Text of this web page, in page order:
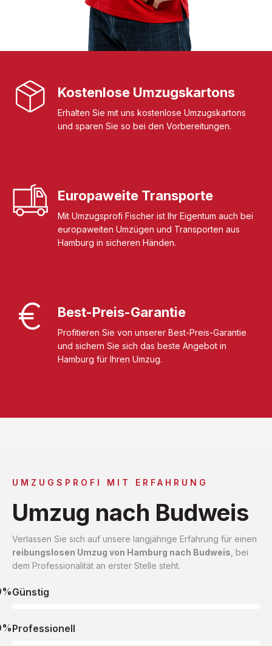
Kostenlose Umzugskartons
Erhalten Sie mit uns kostenlose Umzugskartons
und sparen Sie so bei den Vorbereitungen.
Europaweite Transporte
Mit Umzugsprofi Fischer ist Ihr Eigentum auch bei
europaweiten Umzügen und Transporten aus
Hamburg in sicheren Händen.
Best-Preis-Garantie
Profitieren Sie von unserer Best-Preis-Garantie
und sichern Sie sich das beste Angebot in
Hamburg für Ihren Umzug.
UMZUGSPROFI MIT ERFAHRUNG
Umzug nach Budweis
Verlassen Sie sich auf unsere langjährige Erfahrung für einen
reibungslosen Umzug von Hamburg nach Budweis , bei
dem Professionalität an erster Stelle steht.
Günstig
Professionell